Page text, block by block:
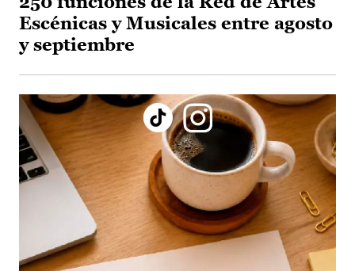
Escénicas y Musicales entre agosto
y septiembre